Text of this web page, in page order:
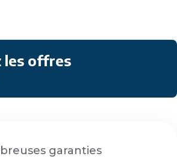
les offres
garanties